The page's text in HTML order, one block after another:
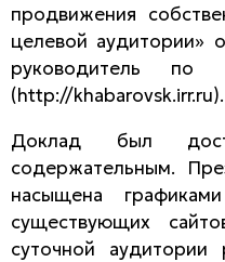
продвижения
целевой аудитории»
руководитель по
(http://khabarovsk.irr.ru).
Доклад был
содержательным.
насыщена
существующих
суточной аудитории